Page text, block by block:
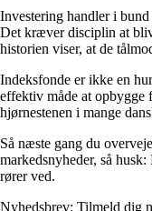
Investering handler i
Det kræver disciplin at
historien viser, at de
Indeksfonde er ikke en
effektiv måde at opbygge
hjørnestenen i mange
Så næste gang du
markedsnyheder, så
rører ved.
Nyhedsbrev: Tilmeld dig